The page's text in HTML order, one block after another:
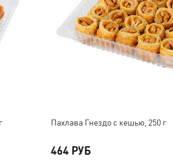
Пахлава Гнездо с кешью, 250 г
464 РУБ